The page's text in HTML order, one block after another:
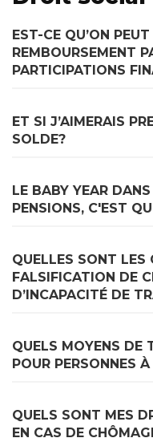
EST-CE QU’ON
REMBOURSEMENT
PARTICIPATIONS
ET SI J’AIMERAIS
SOLDE?
LE BABY YEAR
PENSIONS, C'EST
QUELLES SONT LES
FALSIFICATION DE
D’INCAPACITÉ DE
QUELS MOYENS DE
POUR PERSONNES
QUELS SONT MES
EN CAS DE